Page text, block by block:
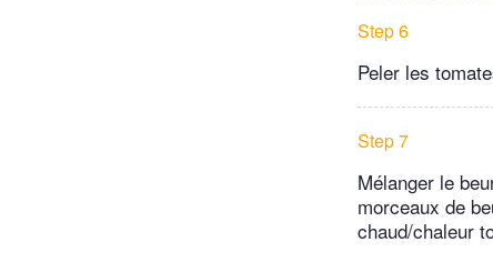
Step 6
Peler les
Step 7
Mélanger le
morceaux de
chaud/chaleur